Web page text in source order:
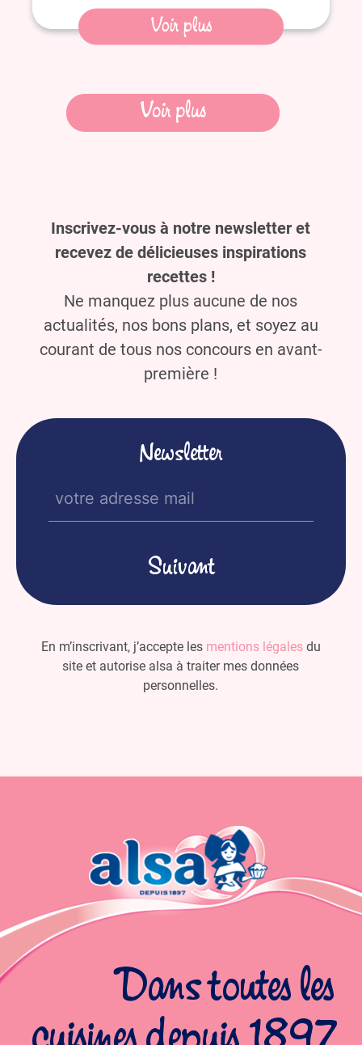
Voir plus
NavigationVoir plus
Inscrivez-vous à notre newsletter et
recevez de délicieuses inspirations
recettes !
Ne manquez plus aucune de nos
actualités, nos bons plans, et soyez au
courant de tous nos concours en avant-
première !
Newsletter
E-
mail
En m’inscrivant, j’accepte les mentions légalesdu
site et autorise alsa à traiter mes données
personnelles.
Dans toutes les